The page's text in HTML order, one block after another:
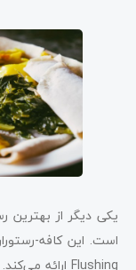
است. این کافه-